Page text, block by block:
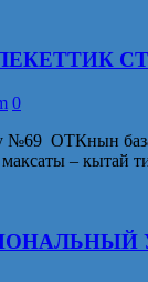
0
ОТКнын
– кытай